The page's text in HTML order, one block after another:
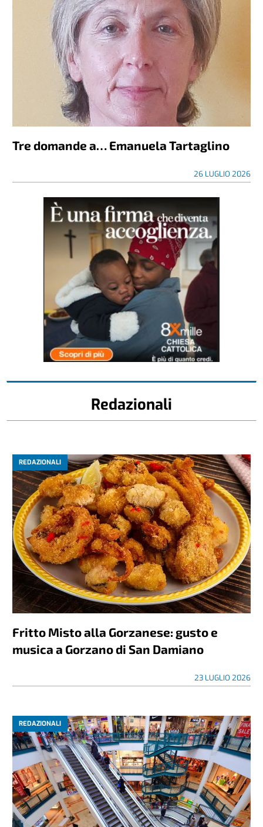
Tre domande a… Emanuela Tartaglino
26 LUGLIO 2026
Redazionali
REDAZIONALI
Fritto Misto alla Gorzanese: gusto e
musica a Gorzano di San Damiano
23 LUGLIO 2026
REDAZIONALI